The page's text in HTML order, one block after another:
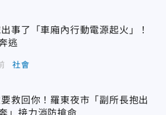
事了「車廂內行動電源起火」！
逃
社會
救回你！羅東夜市「副所長抱出
」接力消防搶命